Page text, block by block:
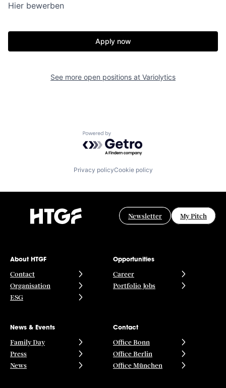
Hier bewerben
Apply now
See more open positions at Variolytics
Powered by Getro.com
Privacy policyCookie policy
Newsletter My Pitch
About HTGF
Contact
Organisation
ESG
Opportunities
Career
Portfolio Jobs
News & Events
Family Day
Press
News
Contact
Office Bonn
Office Berlin
Office München